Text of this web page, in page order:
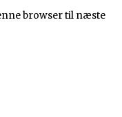
browser til næste